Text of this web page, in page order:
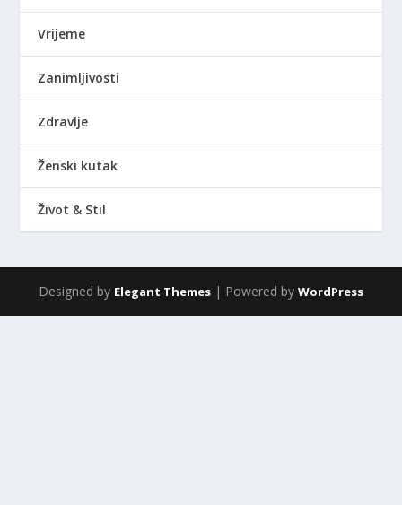
Vrijeme
Zanimljivosti
Zdravlje
Ženski kutak
Život & Stil
Designed by Elegant Themes | Powered by WordPress